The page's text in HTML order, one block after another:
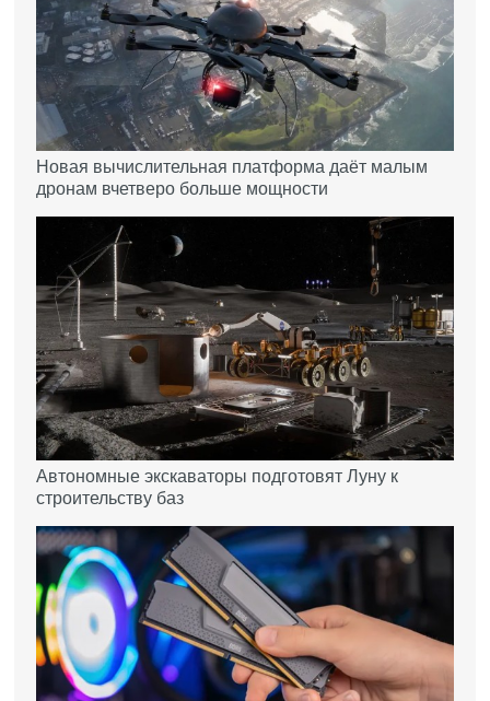
Новая вычислительная платформа даёт малым
дронам вчетверо больше мощности
Автономные экскаваторы подготовят Луну к
строительству баз